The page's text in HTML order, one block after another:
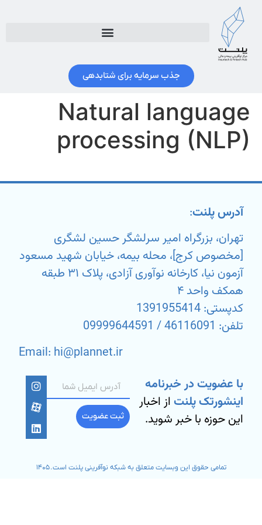
جذب سرمایه برای شتابدهی
Natural language
processing (NLP)
آدرس پلنت:
تهران، بزرگراه امیر سرلشگر حسین لشگری
[مخصوص کرج]، محله بیمه، خیابان شهید مسعود
آزمون نیا، کارخانه نوآوری آزادی، پلاک ۳۱ طبقه
همکف واحد ۴
کدپستی: 1391955414
تلفن: 46116091 / 09999644591
Email: hi@plannet.ir
با عضویت در خبرنامه
اینشورتک پلنتاز اخبار
این حوزه با خبر شوید.
ثبت عضویت
تمامی حقوق این وبسایت متعلق به شبکه نوآفرینی پلنت است. ۱۴۰۵